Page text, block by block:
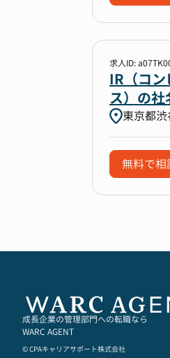
求人ID:
IR（コ
ス）の
東京都
無料で相
成長企業の管理部門への転職なら
WARC AGENT
© CPAキャリアサポート株式会社